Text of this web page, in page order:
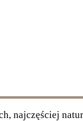
najczęściej